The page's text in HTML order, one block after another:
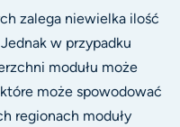
zalega niewielka ilość
w przypadku
modułu może
może spowodować
regionach moduły